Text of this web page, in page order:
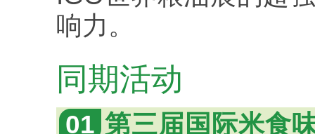
响力。
同期活动
01 第三届国际米食